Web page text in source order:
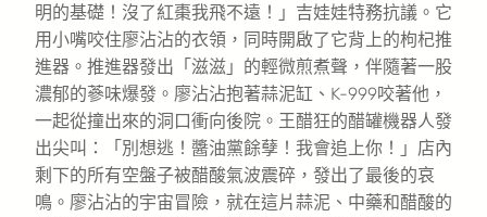
明的基礎！沒了紅棗我飛不遠！」吉娃娃特務抗議。它
用小嘴咬住廖沾沾的衣領，同時開啟了它背上的枸杞推
進器。推進器發出「滋滋」的輕微煎煮聲，伴隨著一股
濃郁的蔘味爆發。廖沾沾抱著蒜泥缸、K-999咬著他，
一起從撞出來的洞口衝向後院。王醋狂的醋罐機器人發
出尖叫：「別想逃！醬油黨餘孽！我會追上你！」店內
剩下的所有空盤子被醋酸氣波震碎，發出了最後的哀
鳴。廖沾沾的宇宙冒險，就在這片蒜泥、中藥和醋酸的